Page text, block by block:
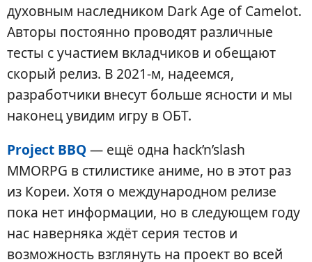
духовным наследником Dark Age of Camelot.
Авторы постоянно проводят различные
тесты с участием вкладчиков и обещают
скорый релиз. В 2021-м, надеемся,
разработчики внесут больше ясности и мы
наконец увидим игру в ОБТ.
Project BBQ— ещё одна hack’n’slash
MMORPG в стилистике аниме, но в этот раз
из Кореи. Хотя о международном релизе
пока нет информации, но в следующем году
нас наверняка ждёт серия тестов и
возможность взглянуть на проект во всей